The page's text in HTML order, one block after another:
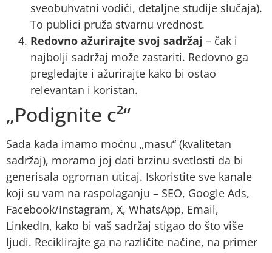
sveobuhvatni vodiči, detaljne studije slučaja).
To publici pruža stvarnu vrednost.
Redovno ažurirajte svoj sadržaj – čak i
najbolji sadržaj može zastariti. Redovno ga
pregledajte i ažurirajte kako bi ostao
relevantan i koristan.
„Podignite c²“
Sada kada imamo moćnu „masu“ (kvalitetan
sadržaj), moramo joj dati brzinu svetlosti da bi
generisala ogroman uticaj. Iskoristite sve kanale
koji su vam na raspolaganju – SEO, Google Ads,
Facebook/Instagram, X, WhatsApp, Email,
LinkedIn, kako bi vaš sadržaj stigao do što više
ljudi. Reciklirajte ga na različite načine, na primer